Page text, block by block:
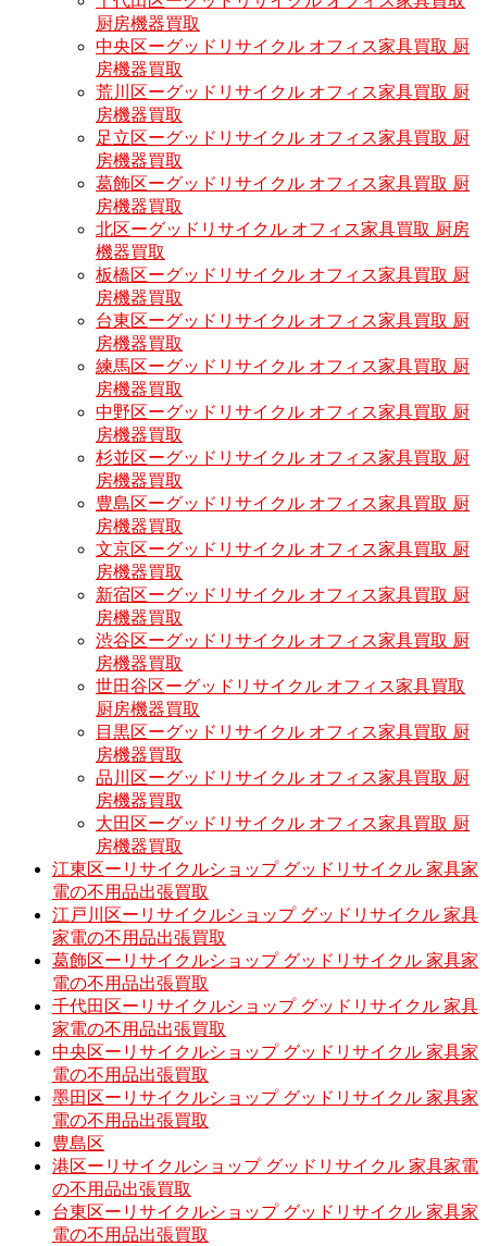
厨房機器買取
中央区ーグッドリサイクル オフィス家具買取 厨
房機器買取
荒川区ーグッドリサイクル オフィス家具買取 厨
房機器買取
足立区ーグッドリサイクル オフィス家具買取 厨
房機器買取
葛飾区ーグッドリサイクル オフィス家具買取 厨
房機器買取
北区ーグッドリサイクル オフィス家具買取 厨房
機器買取
板橋区ーグッドリサイクル オフィス家具買取 厨
房機器買取
台東区ーグッドリサイクル オフィス家具買取 厨
房機器買取
練馬区ーグッドリサイクル オフィス家具買取 厨
房機器買取
中野区ーグッドリサイクル オフィス家具買取 厨
房機器買取
杉並区ーグッドリサイクル オフィス家具買取 厨
房機器買取
豊島区ーグッドリサイクル オフィス家具買取 厨
房機器買取
文京区ーグッドリサイクル オフィス家具買取 厨
房機器買取
新宿区ーグッドリサイクル オフィス家具買取 厨
房機器買取
渋谷区ーグッドリサイクル オフィス家具買取 厨
房機器買取
世田谷区ーグッドリサイクル オフィス家具買取
厨房機器買取
目黒区ーグッドリサイクル オフィス家具買取 厨
房機器買取
品川区ーグッドリサイクル オフィス家具買取 厨
房機器買取
大田区ーグッドリサイクル オフィス家具買取 厨
房機器買取
江東区ーリサイクルショップ グッドリサイクル 家具家
電の不用品出張買取
江戸川区ーリサイクルショップ グッドリサイクル 家具
家電の不用品出張買取
葛飾区ーリサイクルショップ グッドリサイクル 家具家
電の不用品出張買取
千代田区ーリサイクルショップ グッドリサイクル 家具
家電の不用品出張買取
中央区ーリサイクルショップ グッドリサイクル 家具家
電の不用品出張買取
墨田区ーリサイクルショップ グッドリサイクル 家具家
電の不用品出張買取
豊島区
港区ーリサイクルショップ グッドリサイクル 家具家電
の不用品出張買取
台東区ーリサイクルショップ グッドリサイクル 家具家
電の不用品出張買取